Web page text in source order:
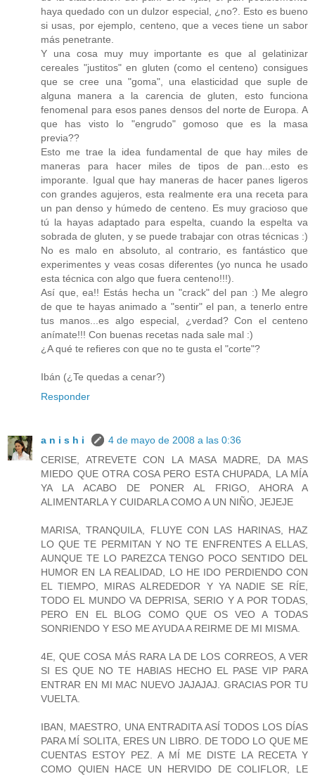
haya quedado con un dulzor especial, ¿no?. Esto es bueno
si usas, por ejemplo, centeno, que a veces tiene un sabor
más penetrante.
Y una cosa muy muy importante es que al gelatinizar
cereales "justitos" en gluten (como el centeno) consigues
que se cree una "goma", una elasticidad que suple de
alguna manera a la carencia de gluten, esto funciona
fenomenal para esos panes densos del norte de Europa. A
que has visto lo "engrudo" gomoso que es la masa
previa??
Esto me trae la idea fundamental de que hay miles de
maneras para hacer miles de tipos de pan...esto es
imporante. Igual que hay maneras de hacer panes ligeros
con grandes agujeros, esta realmente era una receta para
un pan denso y húmedo de centeno. Es muy gracioso que
tú la hayas adaptado para espelta, cuando la espelta va
sobrada de gluten, y se puede trabajar con otras técnicas :)
No es malo en absoluto, al contrario, es fantástico que
experimentes y veas cosas diferentes (yo nunca he usado
esta técnica con algo que fuera centeno!!!).
Así que, ea!! Estás hecha un "crack" del pan :) Me alegro
de que te hayas animado a "sentir" el pan, a tenerlo entre
tus manos...es algo especial, ¿verdad? Con el centeno
anímate!!! Con buenas recetas nada sale mal :)
¿A qué te refieres con que no te gusta el "corte"?
Ibán (¿Te quedas a cenar?)
Responder
a n i s h i
4 de mayo de 2008 a las 0:36
CERISE, ATREVETE CON LA MASA MADRE, DA MAS
MIEDO QUE OTRA COSA PERO ESTA CHUPADA, LA MÍA
YA LA ACABO DE PONER AL FRIGO, AHORA A
ALIMENTARLA Y CUIDARLA COMO A UN NIÑO, JEJEJE
MARISA, TRANQUILA, FLUYE CON LAS HARINAS, HAZ
LO QUE TE PERMITAN Y NO TE ENFRENTES A ELLAS,
AUNQUE TE LO PAREZCA TENGO POCO SENTIDO DEL
HUMOR EN LA REALIDAD, LO HE IDO PERDIENDO CON
EL TIEMPO, MIRAS ALREDEDOR Y YA NADIE SE RÍE,
TODO EL MUNDO VA DEPRISA, SERIO Y A POR TODAS,
PERO EN EL BLOG COMO QUE OS VEO A TODAS
SONRIENDO Y ESO ME AYUDA A REIRME DE MI MISMA.
4E, QUE COSA MÁS RARA LA DE LOS CORREOS, A VER
SI ES QUE NO TE HABIAS HECHO EL PASE VIP PARA
ENTRAR EN MI MAC NUEVO JAJAJAJ. GRACIAS POR TU
VUELTA.
IBAN, MAESTRO, UNA ENTRADITA ASÍ TODOS LOS DÍAS
PARA MÍ SOLITA, ERES UN LIBRO. DE TODO LO QUE ME
CUENTAS ESTOY PEZ. A MÍ ME DISTE LA RECETA Y
COMO QUIEN HACE UN HERVIDO DE COLIFLOR, LE